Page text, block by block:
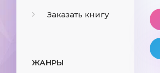
Заказать книгу
ЖАНРЫ